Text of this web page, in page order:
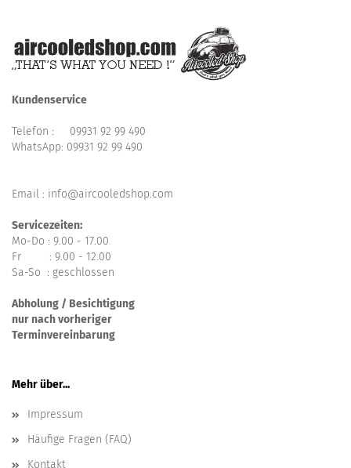
Kundenservice
Telefon : 09931 92 99 490
WhatsApp: 09931 92 99 490
Email : info@aircooledshop.com
Servicezeiten:
Mo-Do : 9.00 - 17.00
Fr : 9.00 - 12.00
Sa-So : geschlossen
Abholung / Besichtigung
nur nach vorheriger
Terminvereinbarung
Mehr über...
Impressum
Häufige Fragen (FAQ)
Kontakt